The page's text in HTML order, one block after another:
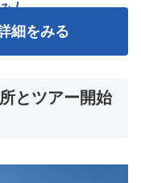
細をみる
とツアー開始